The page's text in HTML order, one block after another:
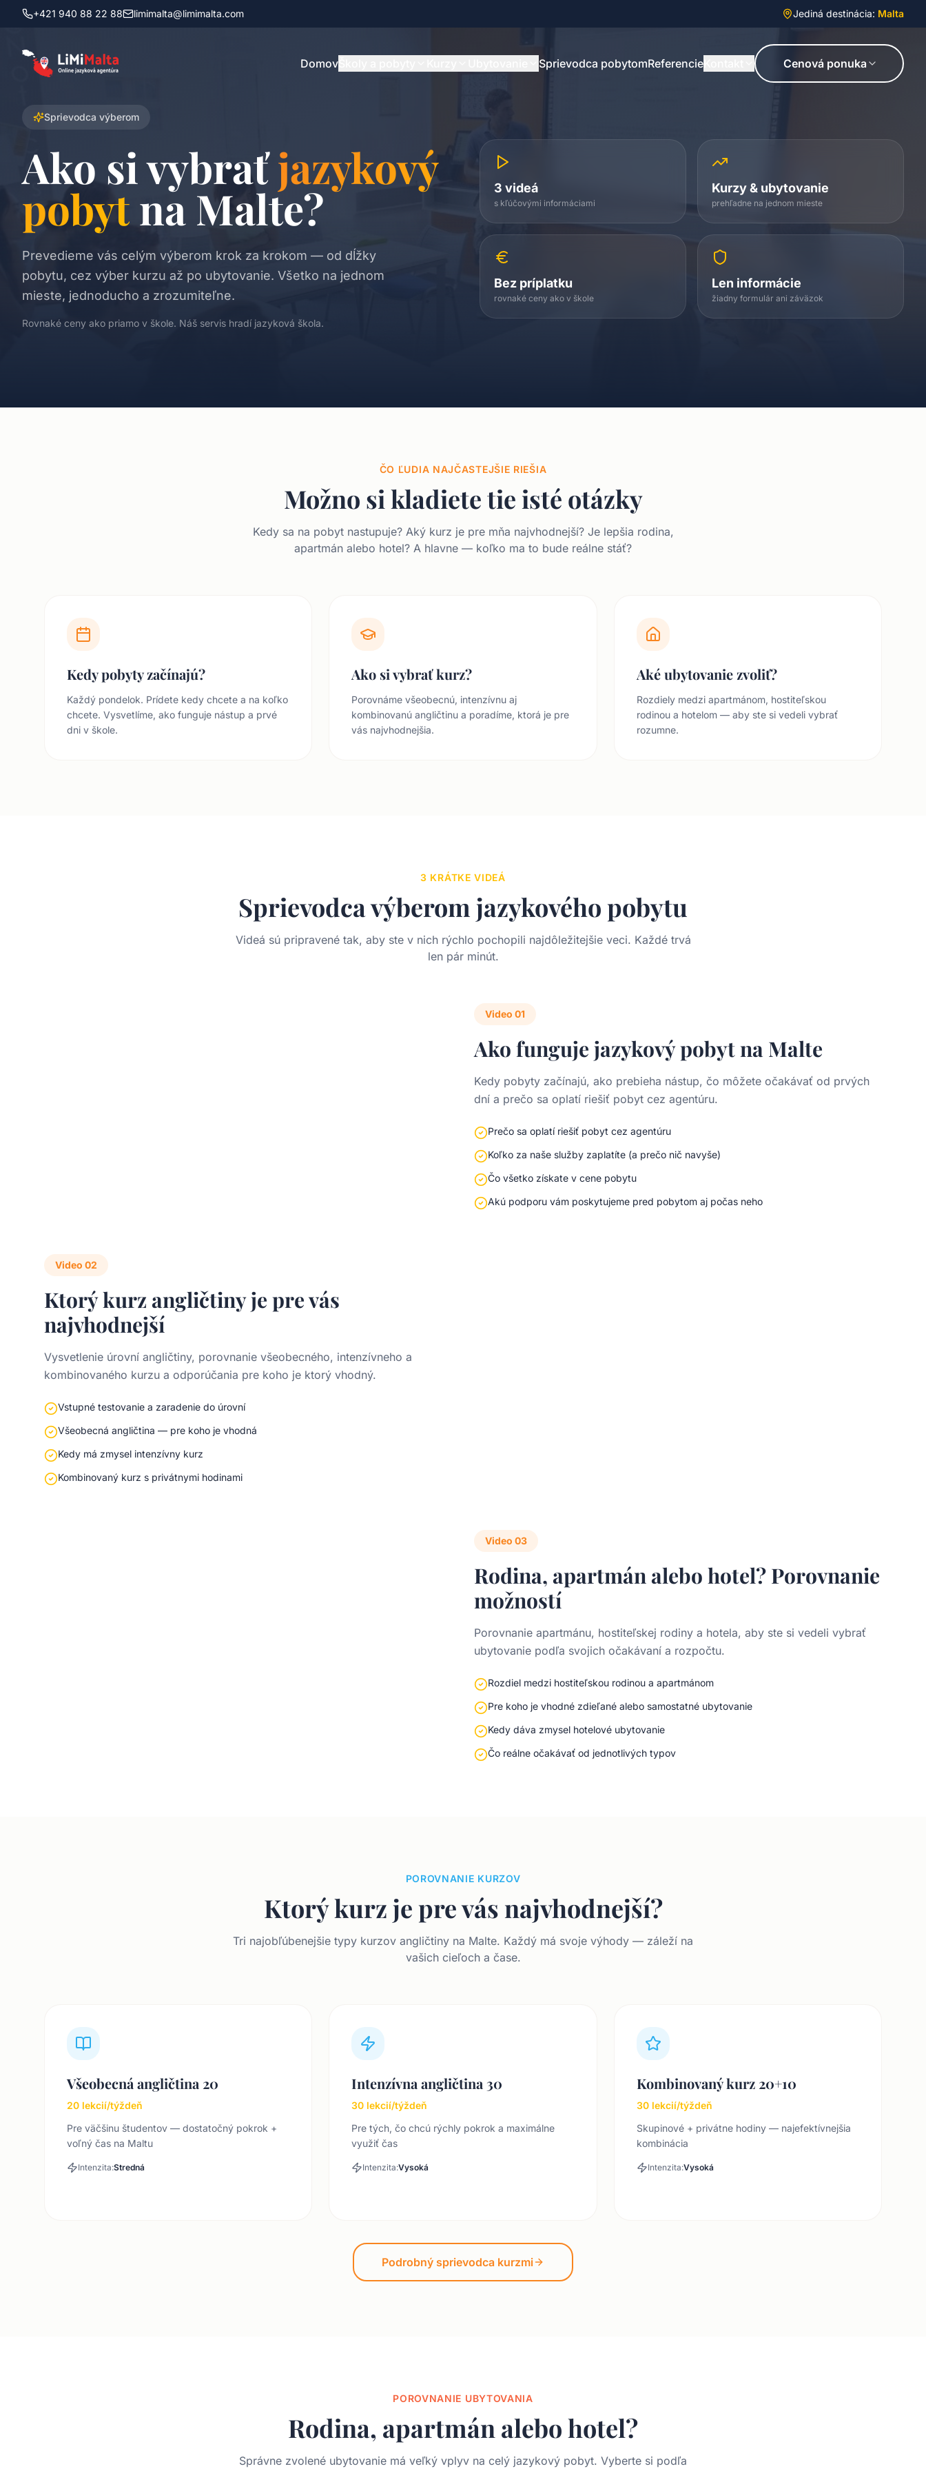
+421 940 88 22 88 limimalta@limimalta.com Jediná destinácia: Malta
Domov Sprievodca pobytomReferencie Cenová ponuka
Sprievodca výberom
Ako si vybraťjazykový
pobytna Malte?
Prevedieme vás celým výberom krok za krokom — od dĺžky
pobytu, cez výber kurzu až po ubytovanie. Všetko na jednom
mieste, jednoducho a zrozumiteľne.
Rovnaké ceny ako priamo v škole. Náš servis hradí jazyková škola.
3 videá
s kľúčovými informáciami
Kurzy & ubytovanie
prehľadne na jednom mieste
Bez príplatku
rovnaké ceny ako v škole
Len informácie
žiadny formulár ani záväzok
ČO ĽUDIA NAJČASTEJŠIE RIEŠIA
Možno si kladiete tie isté otázky
Kedy sa na pobyt nastupuje? Aký kurz je pre mňa najvhodnejší? Je lepšia rodina,
apartmán alebo hotel? A hlavne — koľko ma to bude reálne stáť?
Kedy pobyty začínajú?
Každý pondelok. Prídete kedy chcete a na koľko
chcete. Vysvetlíme, ako funguje nástup a prvé
dni v škole.
Ako si vybrať kurz?
Porovnáme všeobecnú, intenzívnu aj
kombinovanú angličtinu a poradíme, ktorá je pre
vás najvhodnejšia.
Aké ubytovanie zvoliť?
Rozdiely medzi apartmánom, hostiteľskou
rodinou a hotelom — aby ste si vedeli vybrať
rozumne.
3 KRÁTKE VIDEÁ
Sprievodca výberom jazykového pobytu
Videá sú pripravené tak, aby ste v nich rýchlo pochopili najdôležitejšie veci. Každé trvá
len pár minút.
Video 01
Ako funguje jazykový pobyt na Malte
Kedy pobyty začínajú, ako prebieha nástup, čo môžete očakávať od prvých
dní a prečo sa oplatí riešiť pobyt cez agentúru.
Prečo sa oplatí riešiť pobyt cez agentúru
Koľko za naše služby zaplatíte (a prečo nič navyše)
Čo všetko získate v cene pobytu
Akú podporu vám poskytujeme pred pobytom aj počas neho
Video 02
Ktorý kurz angličtiny je pre vás
najvhodnejší
Vysvetlenie úrovní angličtiny, porovnanie všeobecného, intenzívneho a
kombinovaného kurzu a odporúčania pre koho je ktorý vhodný.
Vstupné testovanie a zaradenie do úrovní
Všeobecná angličtina — pre koho je vhodná
Kedy má zmysel intenzívny kurz
Kombinovaný kurz s privátnymi hodinami
Video 03
Rodina, apartmán alebo hotel? Porovnanie
možností
Porovnanie apartmánu, hostiteľskej rodiny a hotela, aby ste si vedeli vybrať
ubytovanie podľa svojich očakávaní a rozpočtu.
Rozdiel medzi hostiteľskou rodinou a apartmánom
Pre koho je vhodné zdieľané alebo samostatné ubytovanie
Kedy dáva zmysel hotelové ubytovanie
Čo reálne očakávať od jednotlivých typov
POROVNANIE KURZOV
Ktorý kurz je pre vás najvhodnejší?
Tri najobľúbenejšie typy kurzov angličtiny na Malte. Každý má svoje výhody — záleží na
vašich cieľoch a čase.
Všeobecná angličtina 20
20 lekcií/týždeň
Pre väčšinu študentov — dostatočný pokrok +
voľný čas na Maltu
Intenzita:Stredná
Intenzívna angličtina 30
30 lekcií/týždeň
Pre tých, čo chcú rýchly pokrok a maximálne
využiť čas
Intenzita:Vysoká
Kombinovaný kurz 20+10
30 lekcií/týždeň
Skupinové + privátne hodiny — najefektívnejšia
kombinácia
Intenzita:Vysoká
Podrobný sprievodca kurzmi
POROVNANIE UBYTOVANIA
Rodina, apartmán alebo hotel?
Správne zvolené ubytovanie má veľký vplyv na celý jazykový pobyt. Vyberte si podľa